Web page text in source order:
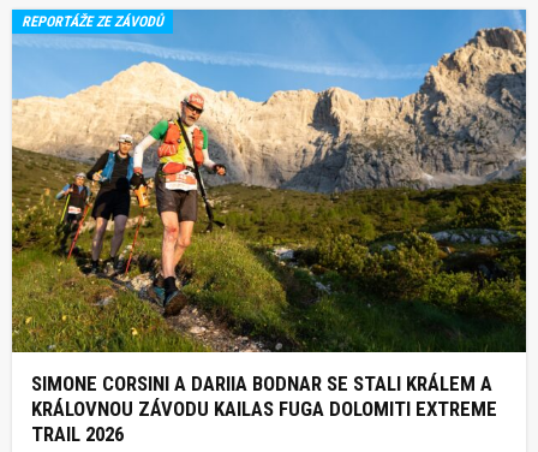
REPORTÁŽE ZE ZÁVODŮ
SIMONE CORSINI A DARIIA BODNAR SE STALI KRÁLEM A
KRÁLOVNOU ZÁVODU KAILAS FUGA DOLOMITI EXTREME
TRAIL 2026